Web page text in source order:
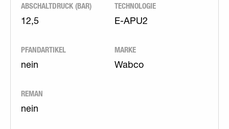
ABSCHALTDRUCK (BAR)
12,5
TECHNOLOGIE
E-APU2
PFANDARTIKEL
nein
MARKE
Wabco
REMAN
nein